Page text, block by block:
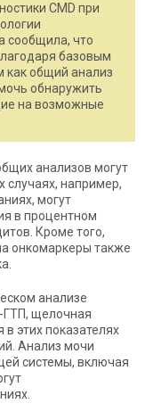
CMD при
сообщила, что
базовым
как общий анализ
обнаружить
на возможные
анализов могут
например,
могут
в процентном
Кроме того,
онкомаркеры также
анализе
щелочная
этих показателях
Анализ мочи
системы, включая